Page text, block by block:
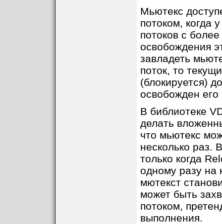
Мьютекс
потоком, когда
потоков с
освобождения
завладеть
поток, то
(блокируется)
освобожден
В библиотеке
делать
что мьютекс
несколько раз.
только когда
одному разу на
мютекст
может быть
потоком,
выполнения.